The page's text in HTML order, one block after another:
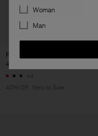
Filippa Tee
48 €
+4
40% Off
New to Sale
Preferences
Woman
Man